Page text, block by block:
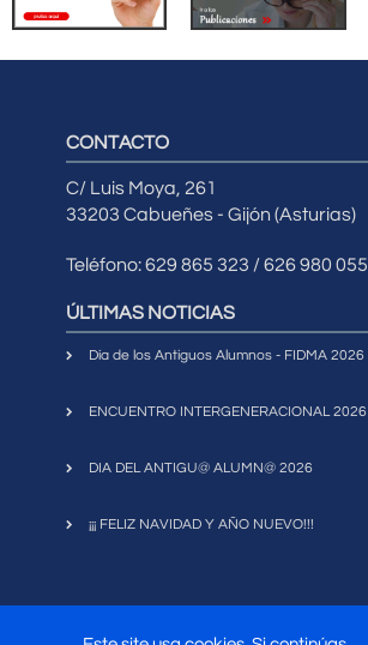
CONTACTO
C/ Luis Moya, 261
33203 Cabueñes - Gijón (Asturias)
Teléfono: 629 865 323 / 626 980 055
ÚLTIMAS NOTICIAS
Día de los Antiguos Alumnos - FIDMA 2026
ENCUENTRO INTERGENERACIONAL 2026
DIA DEL ANTIGU@ ALUMN@ 2026
¡¡¡ FELIZ NAVIDAD Y AÑO NUEVO!!!